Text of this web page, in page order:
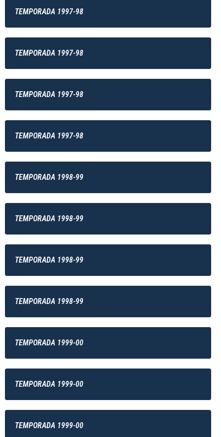
TEMPORADA 1997-98
TEMPORADA 1997-98
TEMPORADA 1997-98
TEMPORADA 1997-98
TEMPORADA 1998-99
TEMPORADA 1998-99
TEMPORADA 1998-99
TEMPORADA 1998-99
TEMPORADA 1999-00
TEMPORADA 1999-00
TEMPORADA 1999-00